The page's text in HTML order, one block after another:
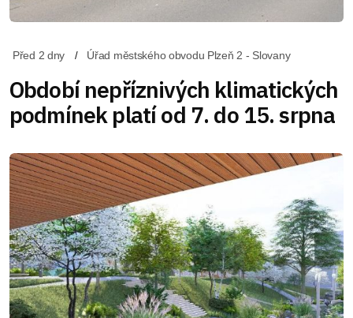
Před 2 dny Úřad městského obvodu Plzeň 2 - Slovany
Období nepříznivých klimatických
podmínek platí od 7. do 15. srpna